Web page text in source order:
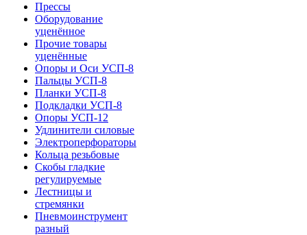
Прессы
Оборудование
уценённое
Прочие товары
уценённые
Опоры и Оси УСП-8
Пальцы УСП-8
Планки УСП-8
Подкладки УСП-8
Опоры УСП-12
Удлинители силовые
Электроперфораторы
Кольца резьбовые
Скобы гладкие
регулируемые
Лестницы и
стремянки
Пневмоинструмент
разный